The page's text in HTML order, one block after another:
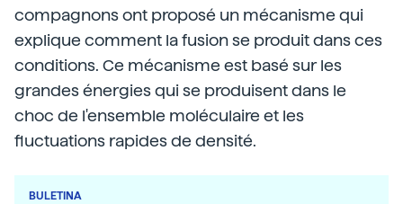
compagnons ont proposé un mécanisme qui
explique comment la fusion se produit dans ces
conditions. Ce mécanisme est basé sur les
grandes énergies qui se produisent dans le
choc de l'ensemble moléculaire et les
fluctuations rapides de densité.
BULETINA